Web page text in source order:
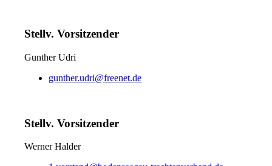
Stellv. Vorsitzender
Gunther Udri
gunther.udri@freenet.de
Stellv. Vorsitzender
Werner Halder